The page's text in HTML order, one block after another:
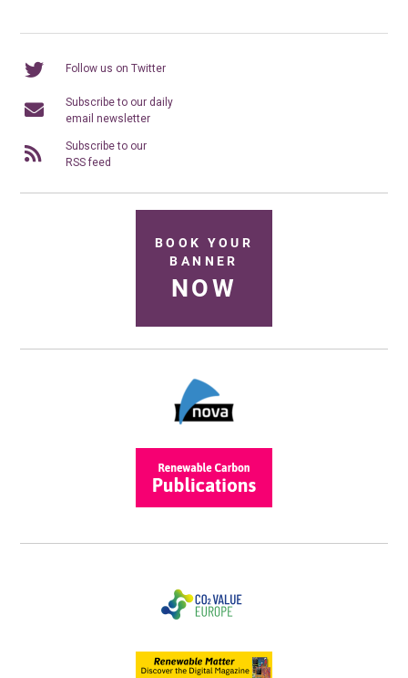
Follow us on Twitter
Subscribe to our daily
email newsletter
Subscribe to our
RSS feed
BOOK YOUR
BANNER
NOW